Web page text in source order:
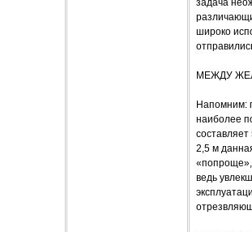
задача
широко
МЕЖДУ
Напомним:
наиболее
2,5 м
«попроще»,
ведь